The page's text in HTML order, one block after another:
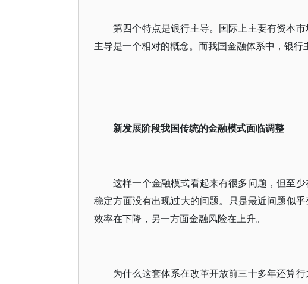
第四个特点是银行主导。国际上主要有资本
主导是一个相对的概念。而我国金融体系中，银行
新发展阶段我国传统的金融模式面临调整
这样一个金融模式看起来有很多问题，但至
稳定方面没有出现过大的问题。只是最近问题似
效率在下降，另一方面金融风险在上升。
为什么这套体系在改革开放前三十多年还算